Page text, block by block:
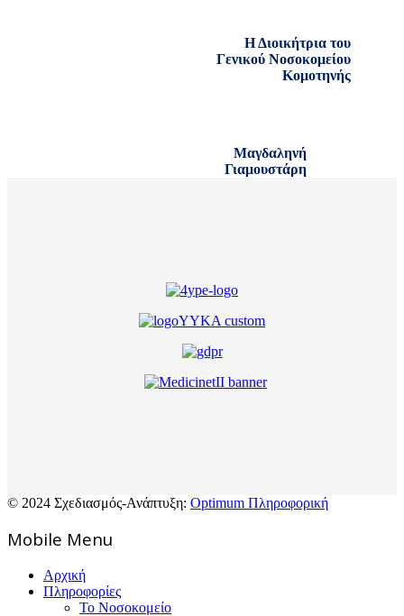
Η Διοικήτρια του
Γενικού Νοσοκομείου
Κομοτηνής
Μαγδαληνή
Γιαμουστάρη
© 2024 Σχεδιασμός-Ανάπτυξη: Optimum Πληροφορική
Mοbile Menu
Αρχική
Πληροφορίες
Το Νοσοκομείο